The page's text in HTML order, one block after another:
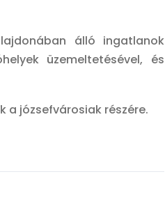
álló ingatlanok
üzemeltetésével, és
józsefvárosiak részére.